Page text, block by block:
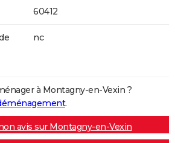
60412
nc
à Montagny-en-Vexin ?
.
avis sur Montagny-en-Vexin